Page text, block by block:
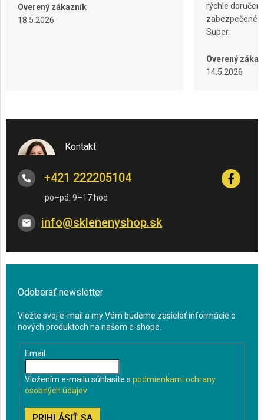
Overený zákazník
18.5.2026
rýchle
zabezpečené
Super.
Overený
14.5.2026
Kontakt
info@sklenenyshop.sk
+421 222205104
Odoberať newsletter
Vložte svoj e-mail a my Vám budeme zasielať informácie o
nových produktoch na našom e-shope.
Email
Vložením e-mailu súhlasíte s podmienkami ochrany
osobných údajov
PRIHLÁSIŤ SA